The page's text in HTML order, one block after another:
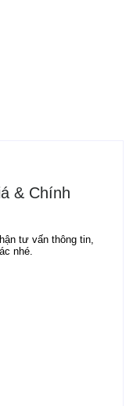
& Chính
tư vấn thông tin,
nhé.